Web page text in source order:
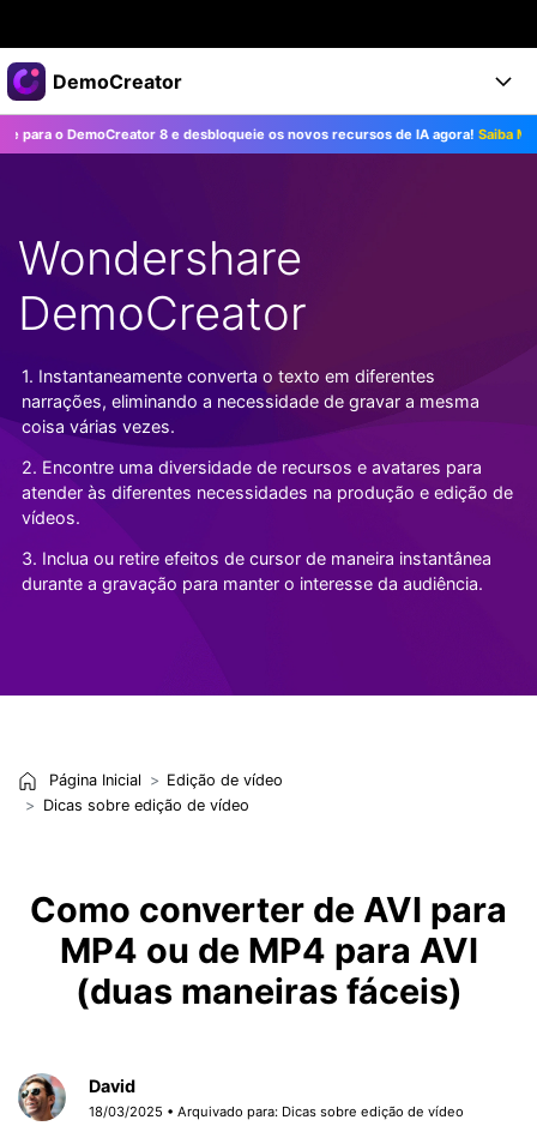
Produtos em destaque
Criatividade digital com IA generativa
Utilitários
Negócios
Sala de imprensa
Loja
Suporte
DemoCreator
Produtos
Recursos
Todos os recursos >
Recursos de IA
Dicas de IA
Todos os recursos de IA >
Soluções
DemoCreator para
Blog
Mais Soluções >
Central de Ajuda
Começe a Usar
Suporte
TESTE GRÁTIS COMPRE AGORA
Entrar
o DemoCreator 8 e desbloqueie os novos recursos de IA agora! Saiba Mais>>
Wondershare
DemoCreator
1. Instantaneamente converta o texto em diferentes
narrações, eliminando a necessidade de gravar a mesma
coisa várias vezes.
2. Encontre uma diversidade de recursos e avatares para
atender às diferentes necessidades na produção e edição de
vídeos.
3. Inclua ou retire efeitos de cursor de maneira instantânea
durante a gravação para manter o interesse da audiência.
Página Inicial
Edição de vídeo
Dicas sobre edição de vídeo
Como converter de AVI para
MP4 ou de MP4 para AVI
(duas maneiras fáceis)
David
18/03/2025 • Arquivado para: Dicas sobre edição de vídeo